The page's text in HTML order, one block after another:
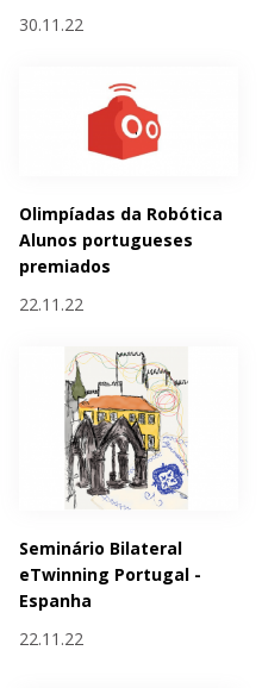
30.11.22
Olimpíadas da Robótica
Alunos portugueses
premiados
22.11.22
Seminário Bilateral
eTwinning Portugal -
Espanha
22.11.22